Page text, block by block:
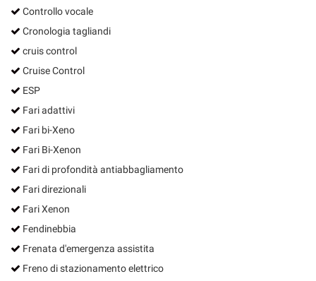
Controllo vocale
Cronologia tagliandi
cruis control
Cruise Control
ESP
Fari adattivi
Fari bi-Xeno
Fari Bi-Xenon
Fari di profondità antiabbagliamento
Fari direzionali
Fari Xenon
Fendinebbia
Frenata d'emergenza assistita
Freno di stazionamento elettrico